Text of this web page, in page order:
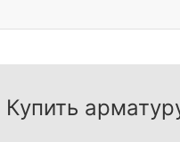
Купить